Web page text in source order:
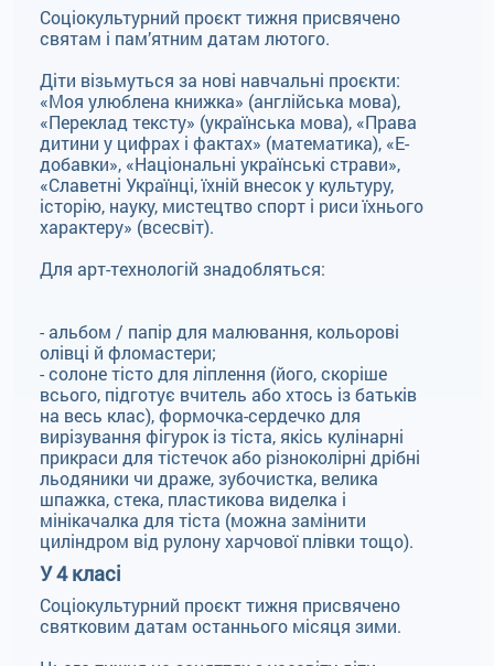
Соціокультурний проєкт тижня присвячено
святам і пам’ятним датам лютого.
Діти візьмуться за нові навчальні проєкти:
«Моя улюблена книжка» (англійська мова),
«Переклад тексту» (українська мова), «Права
дитини у цифрах і фактах» (математика), «Е-
добавки», «Національні українські страви»,
«Славетні Українці, їхній внесок у культуру,
історію, науку, мистецтво спорт і риси їхнього
характеру» (всесвіт).
Для арт-технологій знадобляться:
- альбом / папір для малювання, кольорові
олівці й фломастери;
- солоне тісто для ліплення (його, скоріше
всього, підготує вчитель або хтось із батьків
на весь клас), формочка-сердечко для
вирізування фігурок із тіста, якісь кулінарні
прикраси для тістечок або різноколірні дрібні
льодяники чи драже, зубочистка, велика
шпажка, стека, пластикова виделка і
мінікачалка для тіста (можна замінити
циліндром від рулону харчової плівки тощо).
У 4 класі
Соціокультурний проєкт тижня присвячено
святковим датам останнього місяця зими.